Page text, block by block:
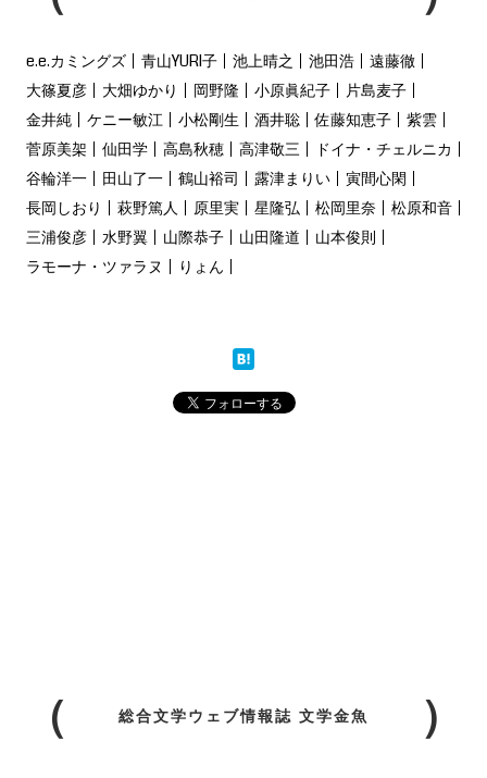
e.e.カミングズ 青山YURI子 池上晴之 池田浩
遠藤徹
大篠夏彦
大畑ゆかり 岡野隆 小原眞紀子
片島麦子
金井純
ケニー敏江 小松剛生 酒井聡 佐藤知恵子
紫雲
菅原美架
仙田学 高島秋穂 高津敬三
ドイナ・チェルニカ
谷輪洋一
田山了一 鶴山裕司 露津まりい
寅間心閑
長岡しおり
萩野篤人 原里実 星隆弘 松岡里奈
松原和音
三浦俊彦
水野翼 山際恭子 山田隆道
山本俊則
ラモーナ・ツァラヌ
りょん
総合文学ウェブ情報誌 文学金魚